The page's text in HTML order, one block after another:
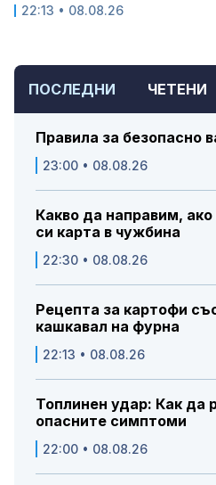
ПОСЛЕДНИ ЧЕТЕНИ
Правила за безопасно
23:00 • 08.08.26
Какво да направим,
си карта в чужбина
22:30 • 08.08.26
Рецепта за картофи
кашкавал на фурна
22:13 • 08.08.26
Топлинен удар: Как да
опасните симптоми
22:00 • 08.08.26
22:13 • 08.08.26